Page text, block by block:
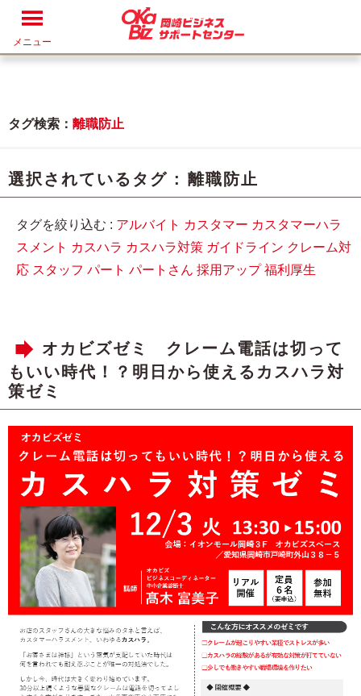
メニュー
タグ検索： 離職防止
選択されているタグ : 離職防止
タグを絞り込む : アルバイト カスタマー カスタマーハラ
スメント カスハラ カスハラ対策 ガイドライン クレーム対
応 スタッフ パート パートさん 採用アップ 福利厚生
オカビズゼミ クレーム電話は切って
もいい時代！？明日から使えるカスハラ対
策ゼミ